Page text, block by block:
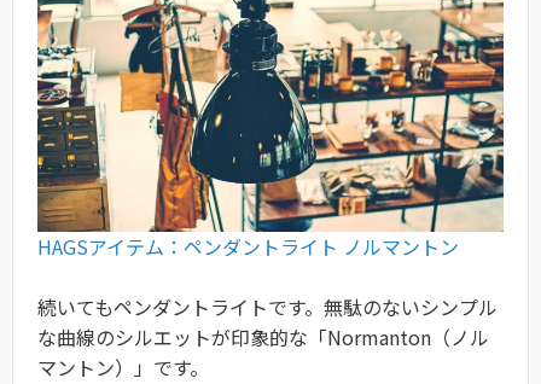
HAGSアイテム：ペンダントライト ノルマントン
続いてもペンダントライトです。無駄のないシンプル
な曲線のシルエットが印象的な「Normanton（ノル
マントン）」です。